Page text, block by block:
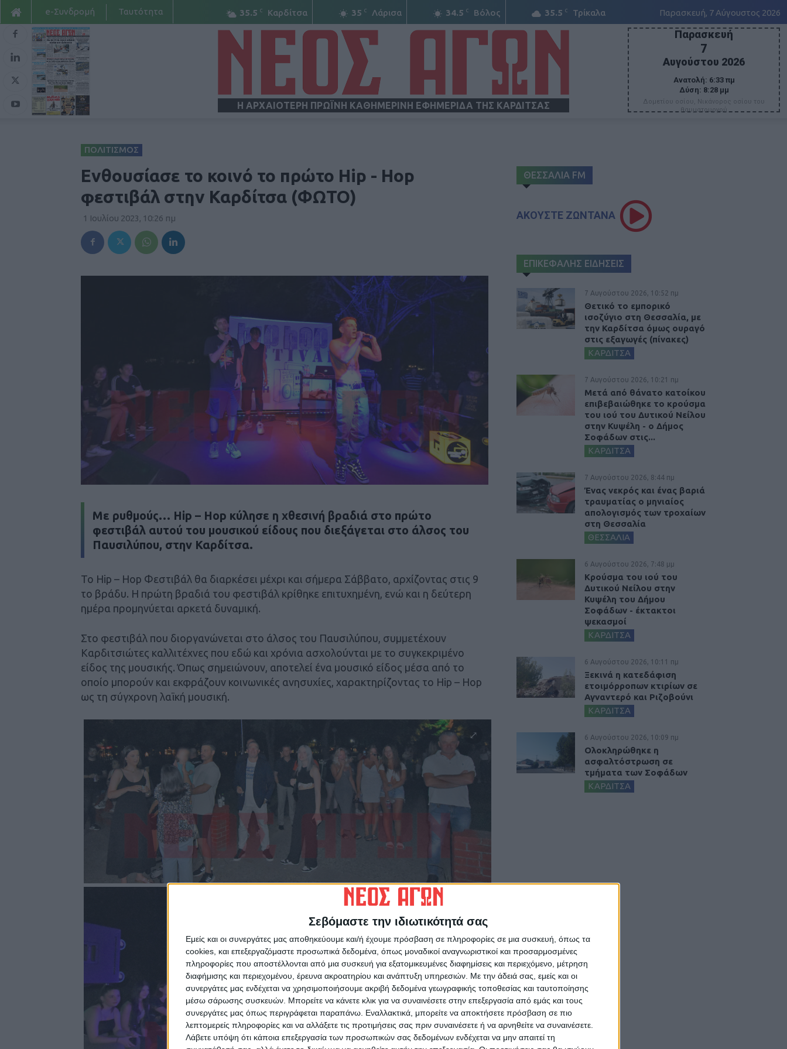
Σεβόμαστε την ιδιωτικότητά σας
Εμείς και οι συνεργάτες μας αποθηκεύουμε και/ή έχουμε πρόσβαση σε πληροφορίες σε μια συσκευή, όπως τα
cookies, και επεξεργαζόμαστε προσωπικά δεδομένα, όπως μοναδικοί αναγνωριστικοί και προσαρμοσμένες
πληροφορίες που αποστέλλονται από μια συσκευή για εξατομικευμένες διαφημίσεις και περιεχόμενο, μέτρηση
διαφήμισης και περιεχομένου, έρευνα ακροατηρίου και ανάπτυξη υπηρεσιών. Με την άδειά σας, εμείς και οι
συνεργάτες μας ενδέχεται να χρησιμοποιήσουμε ακριβή δεδομένα γεωγραφικής τοποθεσίας και ταυτοποίησης
μέσω σάρωσης συσκευών. Μπορείτε να κάνετε κλικ για να συναινέσετε στην επεξεργασία από εμάς και τους
συνεργάτες μας όπως περιγράφεται παραπάνω. Εναλλακτικά, μπορείτε να αποκτήσετε πρόσβαση σε πιο
λεπτομερείς πληροφορίες και να αλλάξετε τις προτιμήσεις σας πριν συναινέσετε ή να αρνηθείτε να συναινέσετε.
Λάβετε υπόψη ότι κάποια επεξεργασία των προσωπικών σας δεδομένων ενδέχεται να μην απαιτεί τη
35.5 C Καρδίτσα 35 C Λάρισα 34.5 C Βόλος 35.5 C Τρίκαλα Παρασκευή, 7 Αύγουστος 2026
e-Συνδρομή Ταυτότητα
Η ΑΡΧΑΙΟΤΕΡΗ ΠΡΩΪΝΗ ΚΑΘΗΜΕΡΙΝΗ ΕΦΗΜΕΡΙΔΑ ΤΗΣ ΚΑΡΔΙΤΣΑΣ
Παρασκευή
7
Αυγούστου 2026
Ανατολή: 6:33 πμ
Δύση: 8:28 μμ
Δομετίου οσίου, Νικάνορος οσίου του
θαυματουργού
ΠΟΛΙΤΙΣΜΟΣ
Ενθουσίασε το κοινό το πρώτο Hip - Hop
φεστιβάλ στην Καρδίτσα (ΦΩΤΟ)
1 Ιουλίου 2023, 10:26 πμ
Με ρυθμούς… Hip – Hop κύλησε η χθεσινή βραδιά στο πρώτο
φεστιβάλ αυτού του μουσικού είδους που διεξάγεται στο άλσος του
Παυσιλύπου, στην Καρδίτσα.
Το Hip – Hop Φεστιβάλ θα διαρκέσει μέχρι και σήμερα Σάββατο, αρχίζοντας στις 9
το βράδυ. Η πρώτη βραδιά του φεστιβάλ κρίθηκε επιτυχημένη, ενώ και η δεύτερη
ημέρα προμηνύεται αρκετά δυναμική.
Στο φεστιβάλ που διοργανώνεται στο άλσος του Παυσιλύπου, συμμετέχουν
Καρδιτσιώτες καλλιτέχνες που εδώ και χρόνια ασχολούνται με το συγκεκριμένο
είδος της μουσικής. Όπως σημειώνουν, αποτελεί ένα μουσικό είδος μέσα από το
οποίο μπορούν και εκφράζουν κοινωνικές ανησυχίες, χαρακτηρίζοντας το Hip – Hop
ως τη σύγχρονη λαϊκή μουσική.
ΘΕΣΣΑΛΙΑ FM
ΑΚΟΥΣΤΕ ΖΩΝΤΑΝΑ
ΕΠΙΚΕΦΑΛΗΣ ΕΙΔΗΣΕΙΣ
7 Αυγούστου 2026, 10:52 πμ
Θετικό το εμπορικό
ισοζύγιο στη Θεσσαλία, με
την Καρδίτσα όμως ουραγό
στις εξαγωγές (πίνακες)
ΚΑΡΔΙΤΣΑ
7 Αυγούστου 2026, 10:21 πμ
Μετά από θάνατο κατοίκου
επιβεβαιώθηκε το κρούσμα
του ιού του Δυτικού Νείλου
στην Κυψέλη - ο Δήμος
Σοφάδων στις...
ΚΑΡΔΙΤΣΑ
7 Αυγούστου 2026, 8:44 πμ
Ένας νεκρός και ένας βαριά
τραυματίας ο μηνιαίος
απολογισμός των τροχαίων
στη Θεσσαλία
ΘΕΣΣΑΛΙΑ
6 Αυγούστου 2026, 7:48 μμ
Κρούσμα του ιού του
Δυτικού Νείλου στην
Κυψέλη του Δήμου
Σοφάδων - έκτακτοι
ψεκασμοί
ΚΑΡΔΙΤΣΑ
6 Αυγούστου 2026, 10:11 πμ
Ξεκινά η κατεδάφιση
ετοιμόρροπων κτιρίων σε
Αγναντερό και Ριζοβούνι
ΚΑΡΔΙΤΣΑ
6 Αυγούστου 2026, 10:09 πμ
Ολοκληρώθηκε η
ασφαλτόστρωση σε
τμήματα των Σοφάδων
ΚΑΡΔΙΤΣΑ